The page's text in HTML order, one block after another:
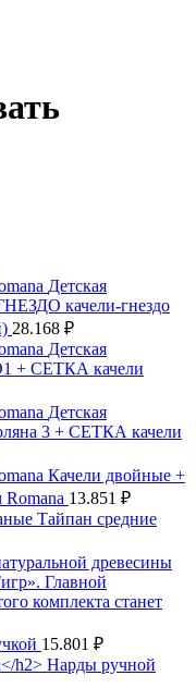
Детская
качели-гнездо
28.168 ₽
Детская
+ СЕТКА качели
Детская
3 + СЕТКА качели
Качели двойные +
13.851 ₽
Тайпан средние
15.801 ₽
Нарды ручной